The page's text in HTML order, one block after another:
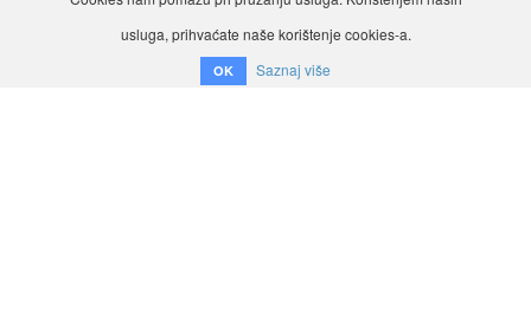
usluga, prihvaćate naše korištenje cookies-a.
OK Saznaj više